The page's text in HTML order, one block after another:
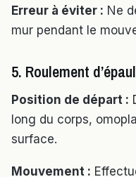
Erreur à éviter : Ne
mur pendant le
5. Roulement
Position de départ :
long du corps,
surface.
Mouvement :